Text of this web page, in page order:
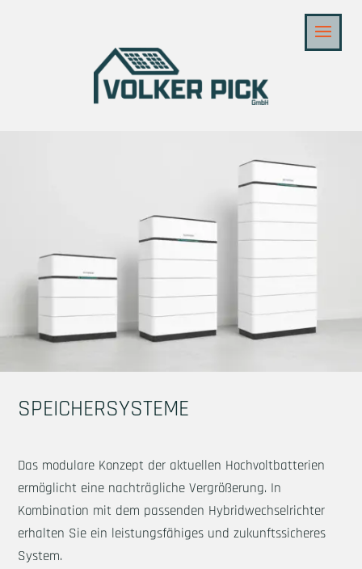
SPEICHERSYSTEME
Das modulare Konzept der aktuellen Hochvoltbatterien
ermöglicht eine nachträgliche Vergrößerung. In
Kombination mit dem passenden Hybridwechselrichter
erhalten Sie ein leistungsfähiges und zukunftssicheres
System.